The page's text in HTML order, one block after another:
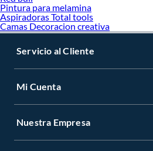
Pintura para melamina
Aspiradoras Total tools
Camas Decoracion creativa
Servicio al Cliente
Mi Cuenta
Nuestra Empresa